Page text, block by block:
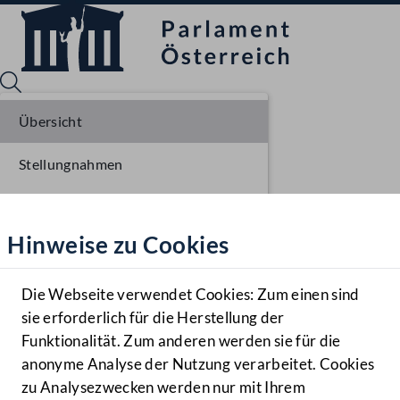
Hilfe
Benutzer
Navigationsmenü öffnen
MENÜ
Hinweise zu Cookies
Die Webseite verwendet Cookies: Zum einen sind
sie erforderlich für die Herstellung der
Funktionalität. Zum anderen werden sie für die
anonyme Analyse der Nutzung verarbeitet. Cookies
zu Analysezwecken werden nur mit Ihrem
Übersicht
Stellungnahmen
Einlangen NR